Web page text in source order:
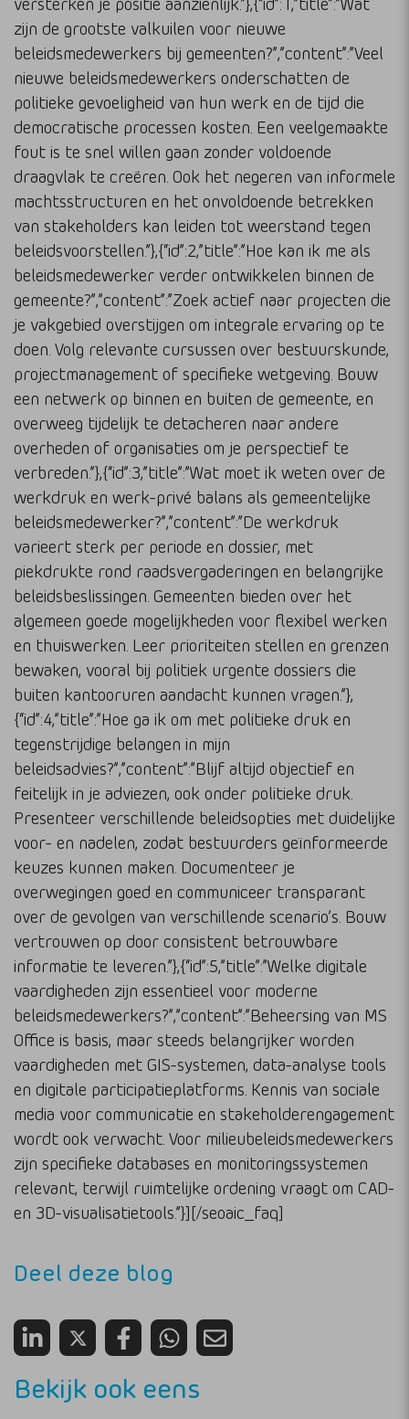
zijn de grootste valkuilen voor nieuwe
beleidsmedewerkers bij gemeenten?”,”content”:”Veel
nieuwe beleidsmedewerkers onderschatten de
politieke gevoeligheid van hun werk en de tijd die
democratische processen kosten. Een veelgemaakte
fout is te snel willen gaan zonder voldoende
draagvlak te creëren. Ook het negeren van informele
machtsstructuren en het onvoldoende betrekken
van stakeholders kan leiden tot weerstand tegen
beleidsvoorstellen.”},{“id”:2,”title”:”Hoe kan ik me als
beleidsmedewerker verder ontwikkelen binnen de
gemeente?”,”content”:”Zoek actief naar projecten die
je vakgebied overstijgen om integrale ervaring op te
doen. Volg relevante cursussen over bestuurskunde,
projectmanagement of specifieke wetgeving. Bouw
een netwerk op binnen en buiten de gemeente, en
overweeg tijdelijk te detacheren naar andere
overheden of organisaties om je perspectief te
verbreden.”},{“id”:3,”title”:”Wat moet ik weten over de
werkdruk en werk-privé balans als gemeentelijke
beleidsmedewerker?”,”content”:”De werkdruk
varieert sterk per periode en dossier, met
piekdrukte rond raadsvergaderingen en belangrijke
beleidsbeslissingen. Gemeenten bieden over het
algemeen goede mogelijkheden voor flexibel werken
en thuiswerken. Leer prioriteiten stellen en grenzen
bewaken, vooral bij politiek urgente dossiers die
buiten kantooruren aandacht kunnen vragen.”},
{“id”:4,”title”:”Hoe ga ik om met politieke druk en
tegenstrijdige belangen in mijn
beleidsadvies?”,”content”:”Blijf altijd objectief en
feitelijk in je adviezen, ook onder politieke druk.
Presenteer verschillende beleidsopties met duidelijke
voor- en nadelen, zodat bestuurders geïnformeerde
keuzes kunnen maken. Documenteer je
overwegingen goed en communiceer transparant
over de gevolgen van verschillende scenario’s. Bouw
vertrouwen op door consistent betrouwbare
informatie te leveren.”},{“id”:5,”title”:”Welke digitale
vaardigheden zijn essentieel voor moderne
beleidsmedewerkers?”,”content”:”Beheersing van MS
Office is basis, maar steeds belangrijker worden
vaardigheden met GIS-systemen, data-analyse tools
en digitale participatieplatforms. Kennis van sociale
media voor communicatie en stakeholderengagement
wordt ook verwacht. Voor milieubeleidsmedewerkers
zijn specifieke databases en monitoringssystemen
relevant, terwijl ruimtelijke ordening vraagt om CAD-
en 3D-visualisatietools.”}][/seoaic_faq]
Deel deze blog
Bekijk ook eens